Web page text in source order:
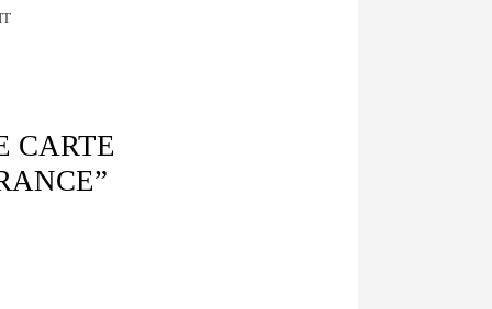
CARTE